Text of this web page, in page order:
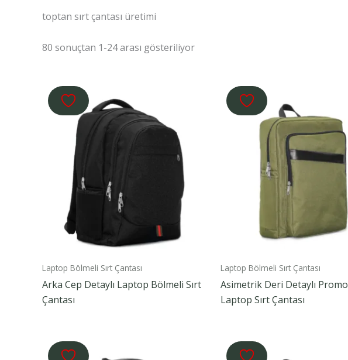
toptan sırt çantası üretimi
80 sonuçtan 1-24 arası gösteriliyor
Laptop Bölmeli Sırt Çantası
Arka Cep Detaylı Laptop Bölmeli Sırt
Çantası
Laptop Bölmeli Sırt Çantası
Asimetrik Deri Detaylı
Laptop Sırt Çantası